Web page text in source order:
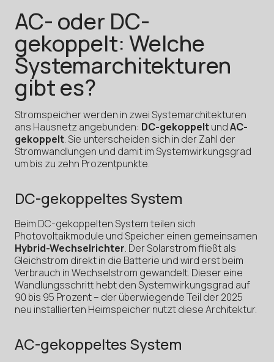
AC- oder DC-
gekoppelt: Welche
Systemarchitekturen
gibt es?
Stromspeicher werden in zwei Systemarchitekturen
ans Hausnetz angebunden: DC-gekoppeltundAC-
gekoppelt. Sie unterscheiden sich in der Zahl der
Stromwandlungen und damit im Systemwirkungsgrad
um bis zu zehn Prozentpunkte.
DC-gekoppeltes System
Beim DC-gekoppelten System teilen sich
Photovoltaikmodule und Speicher einen gemeinsamen
Hybrid-Wechselrichter. Der Solarstrom fließt als
Gleichstrom direkt in die Batterie und wird erst beim
Verbrauch in Wechselstrom gewandelt. Dieser eine
Wandlungsschritt hebt den Systemwirkungsgrad auf
90 bis 95 Prozent – der überwiegende Teil der 2025
neu installierten Heimspeicher nutzt diese Architektur.
AC-gekoppeltes System